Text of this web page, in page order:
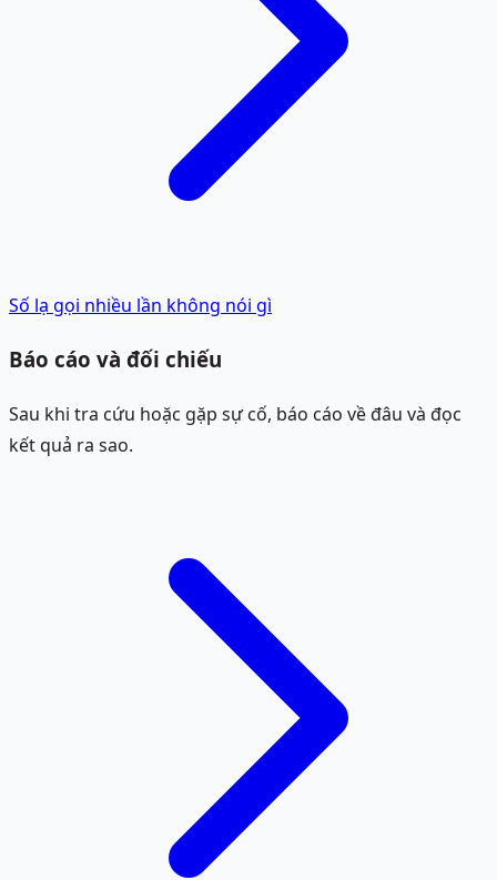
Số lạ gọi nhiều lần không nói gì
Báo cáo và đối chiếu
Sau khi tra cứu hoặc gặp sự cố, báo cáo về đâu và đọc
kết quả ra sao.